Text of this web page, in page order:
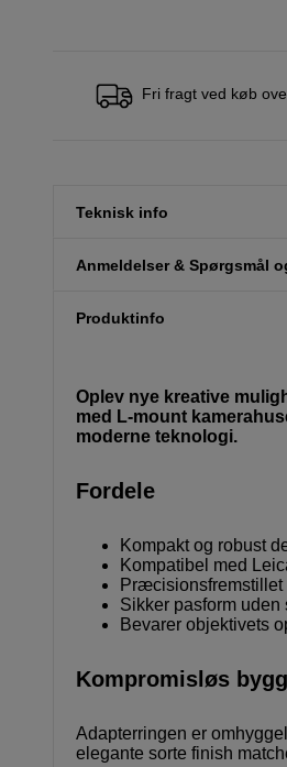
Fri fragt ved køb
Teknisk info
Anmeldelser & Spørgsmål
Produktinfo
Oplev nye kreative
med L-mount
moderne teknologi.
Fordele
Kompakt og robust
Kompatibel med
Præcisionsfremstillet
Sikker pasform uden
Bevarer objektivets
Kompromisløs
Adapterringen er
elegante sorte finish